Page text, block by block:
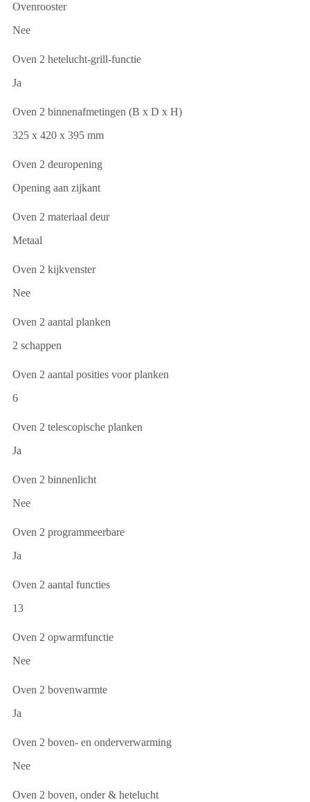
Ovenrooster
Nee
Oven 2 hetelucht-grill-functie
Ja
Oven 2 binnenafmetingen (B x D x H)
325 x 420 x 395 mm
Oven 2 deuropening
Opening aan zijkant
Oven 2 materiaal deur
Metaal
Oven 2 kijkvenster
Nee
Oven 2 aantal planken
2 schappen
Oven 2 aantal posities voor planken
6
Oven 2 telescopische planken
Ja
Oven 2 binnenlicht
Nee
Oven 2 programmeerbare
Ja
Oven 2 aantal functies
13
Oven 2 opwarmfunctie
Nee
Oven 2 bovenwarmte
Ja
Oven 2 boven- en onderverwarming
Nee
Oven 2 boven, onder & hetelucht